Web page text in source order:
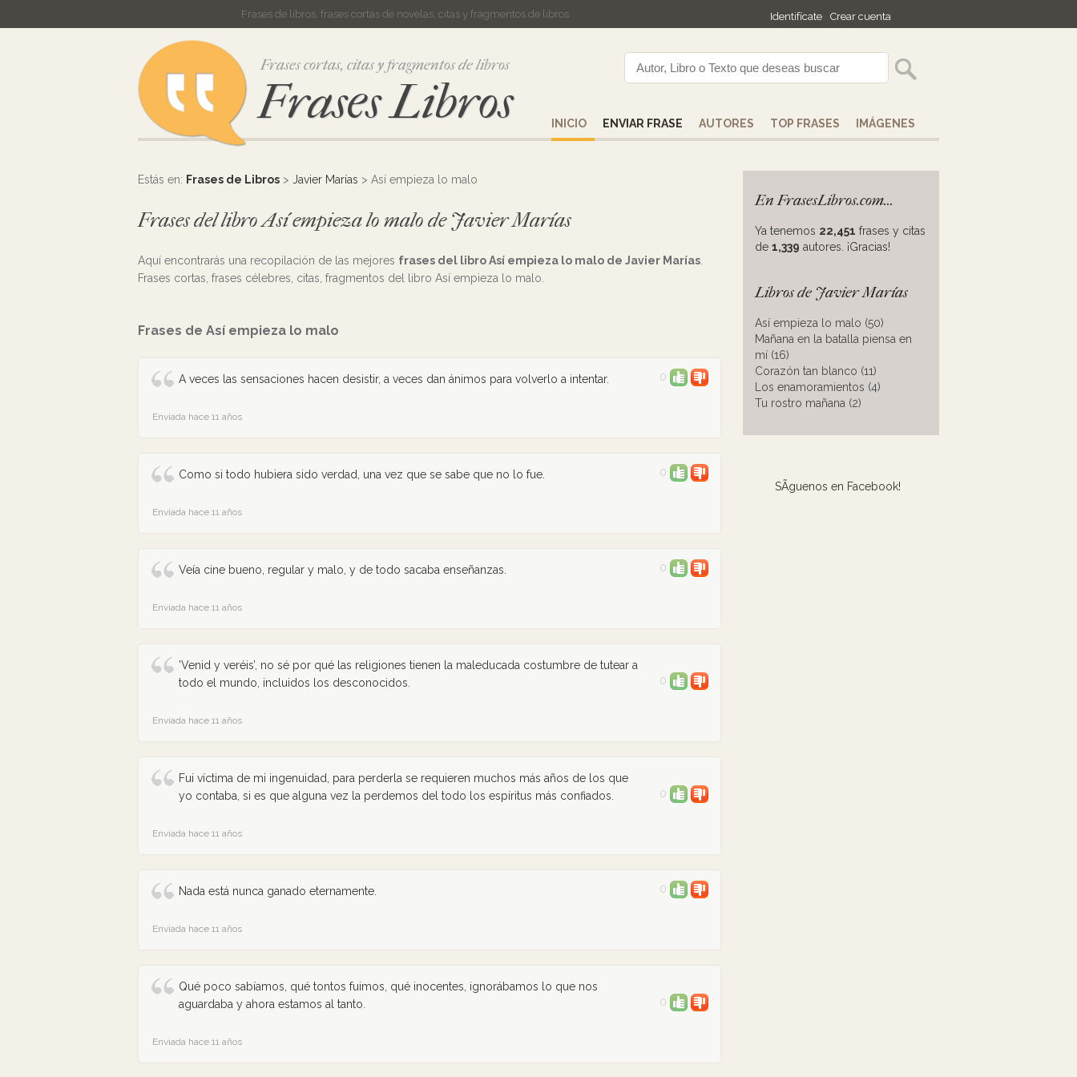
Identifícate Crear cuenta
Frases de libros, frases cortas de novelas, citas y fragmentos de libros
Frases cortas, citas y fragmentos de libros
Frases Libros INICIO ENVIAR FRASE AUTORES TOP FRASES IMÁGENES
Estás en: Frases de Libros > Javier Marías > Así empieza lo malo
Frases del libro Así empieza lo malo de Javier Marías
Aquí encontrarás una recopilación de las mejores frases del libro Así empieza lo malo de Javier Marías
Frases cortas, frases célebres, citas, fragmentos del libro Así empieza lo malo.
Frases de Así empieza lo malo
A veces las sensaciones hacen desistir, a veces dan ánimos para volverlo a intentar. 0
Enviada hace 11 años
Como si todo hubiera sido verdad, una vez que se sabe que no lo fue. 0
Enviada hace 11 años
Veía cine bueno, regular y malo, y de todo sacaba enseñanzas. 0
Enviada hace 11 años
’Venid y veréis’, no sé por qué las religiones tienen la maleducada costumbre de tutear a
todo el mundo, incluidos los desconocidos.
0
Enviada hace 11 años
Fui víctima de mi ingenuidad, para perderla se requieren muchos más años de los que
yo contaba, si es que alguna vez la perdemos del todo los espíritus más confiados.
0
Enviada hace 11 años
Nada está nunca ganado eternamente. 0
Enviada hace 11 años
Qué poco sabíamos, qué tontos fuimos, qué inocentes, ignorábamos lo que nos
aguardaba y ahora estamos al tanto.
0
Enviada hace 11 años
En FrasesLibros.com...
Ya tenemos 22,451 frases y citas
de 1,339 autores. ¡Gracias!
Libros de Javier Marías
Así empieza lo malo (50)
Mañana en la batalla piensa en
mí (16)
Corazón tan blanco (11)
Los enamoramientos (4)
Tu rostro mañana (2)
SÃ­guenos en Facebook!